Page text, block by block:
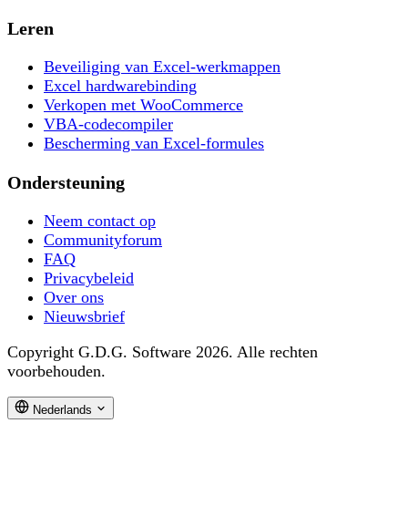
Leren
Beveiliging van Excel-werkmappen
Excel hardwarebinding
Verkopen met WooCommerce
VBA-codecompiler
Bescherming van Excel-formules
Ondersteuning
Neem contact op
Communityforum
FAQ
Privacybeleid
Over ons
Nieuwsbrief
Copyright G.D.G. Software 2026. Alle rechten
voorbehouden.
Nederlands